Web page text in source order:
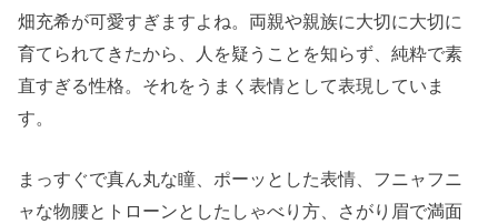
畑充希が可愛すぎますよね。両親や親族に大切に大切に
育てられてきたから、人を疑うことを知らず、純粋で素
直すぎる性格。それをうまく表情として表現していま
す。
まっすぐで真ん丸な瞳、ポーッとした表情、フニャフニ
ャな物腰とトローンとしたしゃべり方、さがり眉で満面